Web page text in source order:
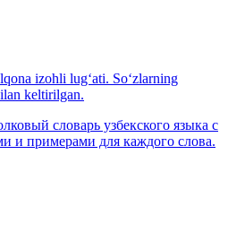
izohli lug‘ati. So‘zlarning
keltirilgan.
словарь узбекского языка с
и примерами для каждого слова.